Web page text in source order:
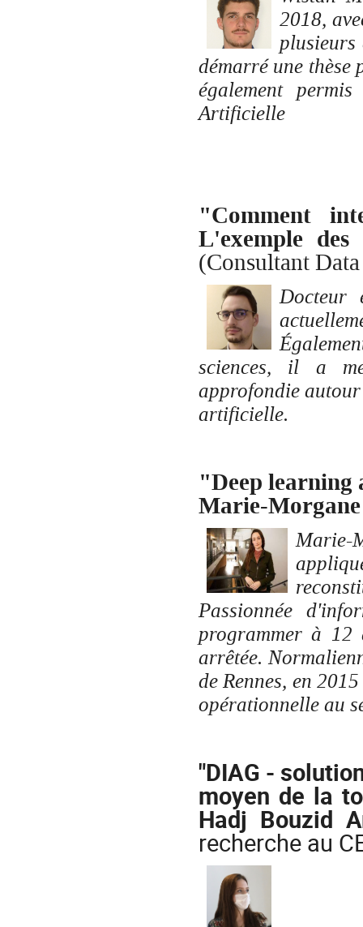
2018,
plusieurs
démarré une
également
Artificielle
"Comment
L'exemple
(Consultant
Docteur
sciences, il a
approfondie
artificielle.
"Deep learning
Marie-
Marie-
Passionnée
programmer à 12
arrêtée.
de Rennes, en
opérationnelle au
"DIAG -
moyen de la
Hadj Bouzid
recherche au